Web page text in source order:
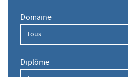
Domaine
Diplôme